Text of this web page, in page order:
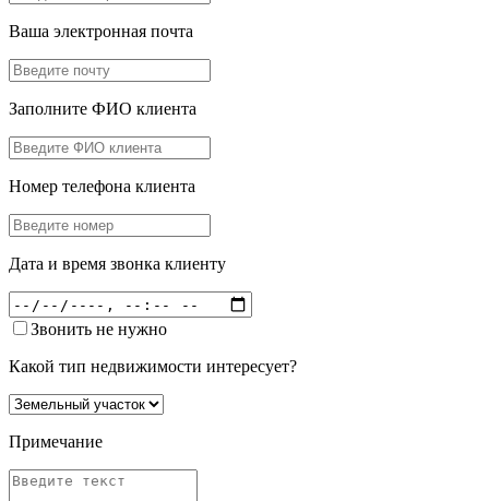
Ваша электронная почта
Заполните ФИО клиента
Номер телефона клиента
Дата и время звонка клиенту
Звонить не нужно
Какой тип недвижимости интересует?
Примечание